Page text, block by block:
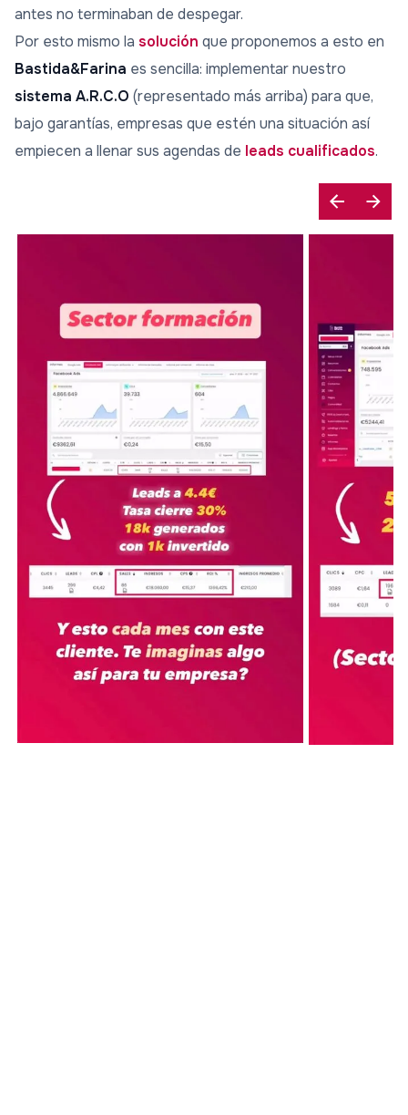
antes no terminaban de despegar.
Por esto mismo la solución que proponemos a esto en
Bastida&Farina es sencilla: implementar nuestro
sistema A.R.C.O (representado más arriba) para que,
bajo garantías, empresas que estén una situación así
empiecen a llenar sus agendas de leads cualificados.